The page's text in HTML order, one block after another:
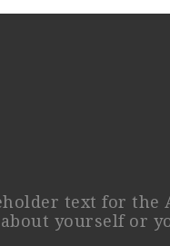
text for the
yourself or